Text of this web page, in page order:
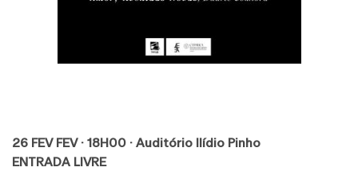
26 FEV FEV · 18H00 · Auditório Ilídio Pinho
ENTRADA LIVRE